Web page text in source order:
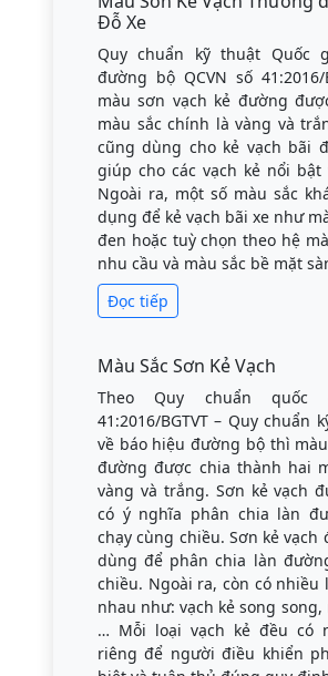
Tiếp Cận Dễ Hiểu Cho
Khám phá quy trình thi công
kỹ thuật, từ bước chuẩn bị
thiện. Hướng dẫn chi tiết
đầu dễ dàng hình dung và
Đọc tiếp
Sàn Sỏi Polymer Terrazzo
Nhiên Cho Không Gian
Khám phá xu hướng sàn sỏi
sự kết hợp hoàn hảo giữa sỏi
nghệ polymer, mang lại vẻ
cho quán cà phê, homestay
Đọc tiếp